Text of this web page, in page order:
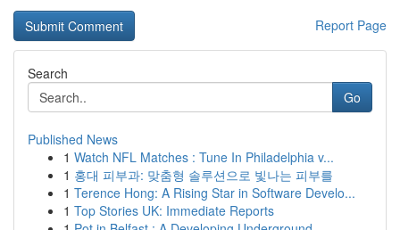
Report Page
Search
Go
Published News
1 Watch NFL Matches : Tune In Philadelphia v...
1 홍대 피부과: 맞춤형 솔루션으로 빛나는 피부를
1 Terence Hong: A Rising Star in Software Develo...
1 Top Stories UK: Immediate Reports